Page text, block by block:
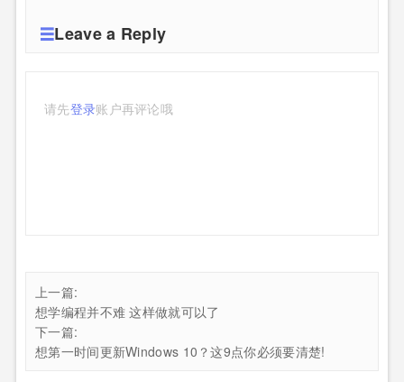
Leave a Reply
请先登录账户再评论哦
上一篇:
想学编程并不难 这样做就可以了
下一篇:
想第一时间更新Windows 10？这9点你必须要清楚!